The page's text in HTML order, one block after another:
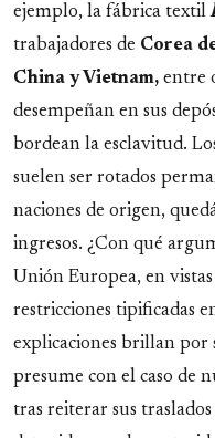
ejemplo, la fábrica textil
trabajadores de Corea
China y Vietnam, entre
desempeñan en sus
bordean la esclavitud.
suelen ser rotados
naciones de origen,
ingresos. ¿Con qué
Unión Europea, en
restricciones tipificadas
explicaciones brillan por
presume con el caso de
tras reiterar sus